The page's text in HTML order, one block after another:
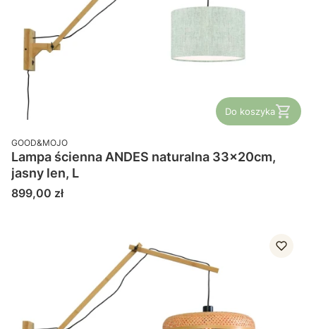
Do koszyka
PRODUCENT
GOOD&MOJO
Lampa ścienna ANDES naturalna 33x20cm,
jasny len, L
Cena
899,00 zł